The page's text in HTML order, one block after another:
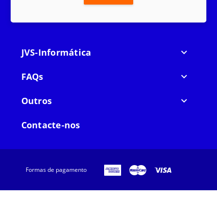
JVS-Informática 
FAQs 
Outros 
Contacte-nos
Formas de pagamento